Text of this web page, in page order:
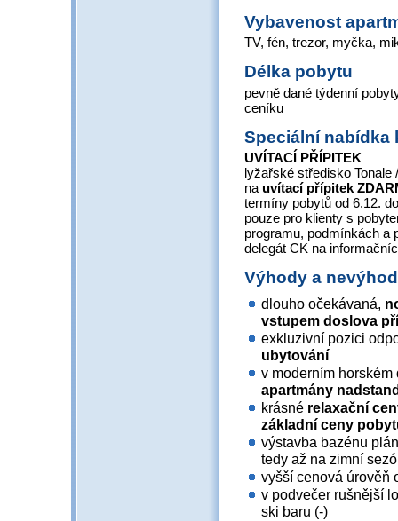
Vybavenost
TV, fén, trezor, myčka,
Délka pobytu
pevně dané týdenní
ceníku
Speciální nabídka
UVÍTACÍ PŘÍPITEK
lyžařské středisko
na uvítací přípitek
termíny pobytů od 6.12.
pouze pro klienty s
programu, podmínkách a
delegát CK na
Výhody a
dlouho očekávaná,
vstupem doslova
exkluzivní pozici
ubytování
v moderním
apartmány
krásné relaxační
základní ceny
výstavba bazénu
tedy až na zimní
vyšší cenová úrověň
v podvečer rušnější
ski baru (-)